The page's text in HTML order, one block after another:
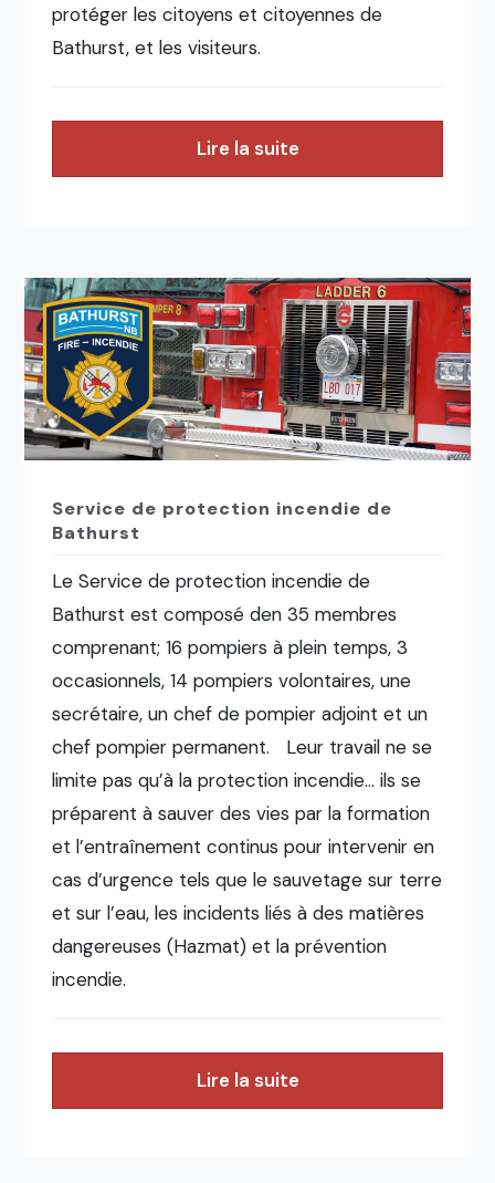
protéger les citoyens et citoyennes de
Bathurst, et les visiteurs.
Lire la suite
Service de protection incendie de
Bathurst
Le Service de protection incendie de
Bathurst est composé den 35 membres
comprenant; 16 pompiers à plein temps, 3
occasionnels, 14 pompiers volontaires, une
secrétaire, un chef de pompier adjoint et un
chef pompier permanent. Leur travail ne se
limite pas qu’à la protection incendie… ils se
préparent à sauver des vies par la formation
et l’entraînement continus pour intervenir en
cas d’urgence tels que le sauvetage sur terre
et sur l’eau, les incidents liés à des matières
dangereuses (Hazmat) et la prévention
incendie.
Lire la suite